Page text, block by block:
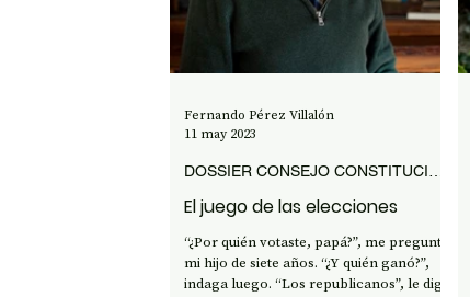
OPINIÓN 50 AÑOS DEL GOLPE
El juego de las elecciones
“¿Por quién votaste, papá?”, me pregunta
mi hijo de siete años. “¿Y quién ganó?”,
indaga luego. “Los republicanos”, le digo.
Fernando Pérez Villalón
11 may 2023